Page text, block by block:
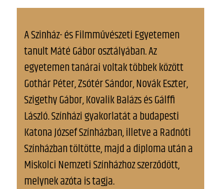
A Szinház- és Filmművészeti Egyetemen
tanult Máté Gábor osztályában. Az
egyetemen tanárai voltak többek között
Gothár Péter, Zsótér Sándor, Novák Eszter,
Szigethy Gábor, Kovalik Balázs és Gálffi
László. Színházi gyakorlatát a budapesti
Katona József Színházban, illetve a Radnóti
Színházban töltötte, majd a diploma után a
Miskolci Nemzeti Színházhoz szerződött,
melynek azóta is tagja.